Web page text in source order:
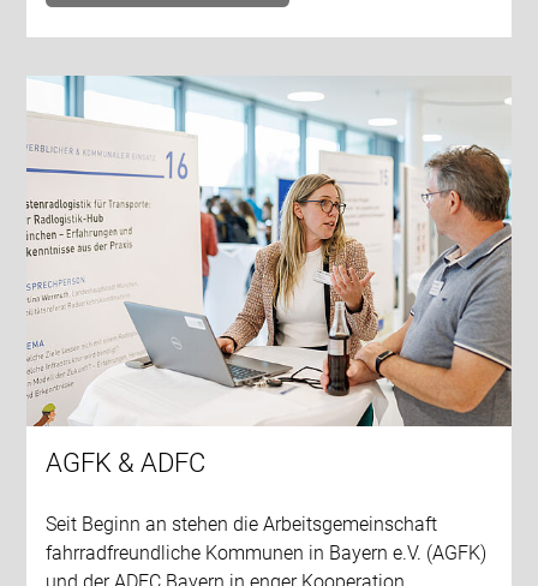
AGFK & ADFC
Seit Beginn an stehen die Arbeitsgemeinschaft
fahrradfreundliche Kommunen in Bayern e.V. (AGFK)
und der ADFC Bayern in enger Kooperation.